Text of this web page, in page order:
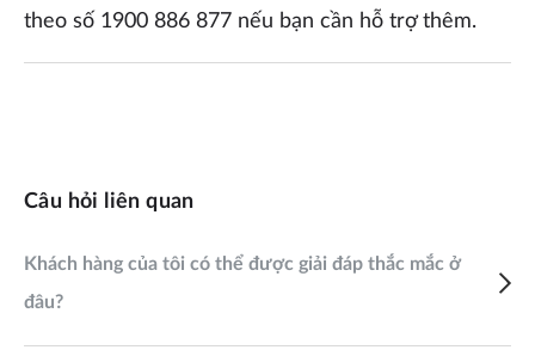
theo số 1900 886 877 nếu bạn cần hỗ trợ thêm.
Câu hỏi liên quan
Khách hàng của tôi có thể được giải đáp thắc mắc ở
đâu?